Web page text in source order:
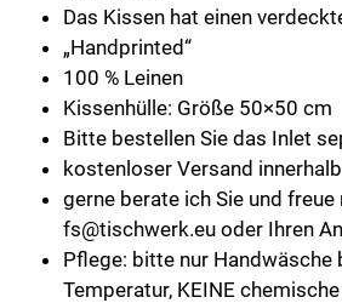
Das Kissen hat einen
„Handprinted“
100 % Leinen
Kissenhülle: Größe 50×50 cm
Bitte bestellen Sie das Inlet
kostenloser Versand
gerne berate ich Sie und freue
fs@tischwerk.eu oder Ihren
Pflege: bitte nur Handwäsche
Temperatur, KEINE